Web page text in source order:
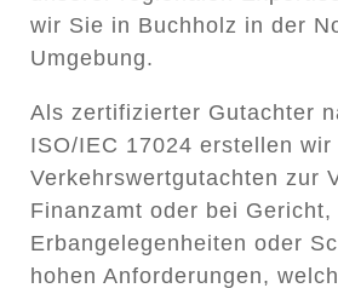
wir Sie in Buchholz in der
Umgebung.
Als zertifizierter Gutachter
ISO/IEC 17024 erstellen wir
Verkehrswertgutachten zur
Finanzamt oder bei Gericht,
Erbangelegenheiten oder
hohen Anforderungen,